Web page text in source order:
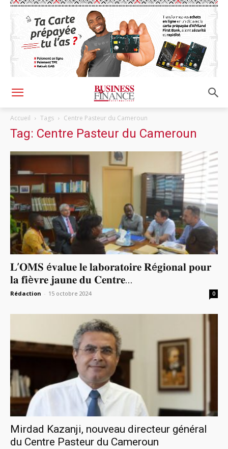
Accueil Tags Centre Pasteur du Cameroun
Tag: Centre Pasteur du Cameroun
𝐋’𝐎𝐌𝐒 é𝐯𝐚𝐥𝐮𝐞 𝐥𝐞 𝐥𝐚𝐛𝐨𝐫𝐚𝐭𝐨𝐢𝐫𝐞 𝐑é𝐠𝐢𝐨𝐧𝐚𝐥 𝐩𝐨𝐮𝐫
𝐥𝐚 𝐟𝐢è𝐯𝐫𝐞 𝐣𝐚𝐮𝐧𝐞 𝐝𝐮 𝐂𝐞𝐧𝐭𝐫𝐞...
Rédaction - 15 octobre 2024 0
Mirdad Kazanji, nouveau directeur général
du Centre Pasteur du Cameroun